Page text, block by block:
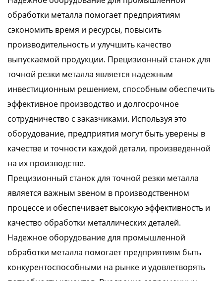
обработки металла помогает предприятиям
сэкономить время и ресурсы, повысить
производительность и улучшить качество
выпускаемой продукции. Прецизионный станок для
точной резки металла является надежным
инвестиционным решением, способным обеспечить
эффективное производство и долгосрочное
сотрудничество с заказчиками. Используя это
оборудование, предприятия могут быть уверены в
качестве и точности каждой детали, произведенной
на их производстве.
Прецизионный станок для точной резки металла
является важным звеном в производственном
процессе и обеспечивает высокую эффективность и
качество обработки металлических деталей.
Надежное оборудование для промышленной
обработки металла помогает предприятиям быть
конкурентоспособными на рынке и удовлетворять